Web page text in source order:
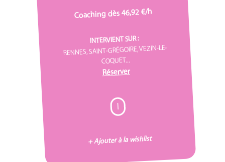
Coaching dès 46,92 €/h
INTERVIENT SUR :
RENNES, SAINT-GRÉGOIRE, VEZIN-LE-
COQUET...
Réserver
I
+ Ajouter à la wishlist